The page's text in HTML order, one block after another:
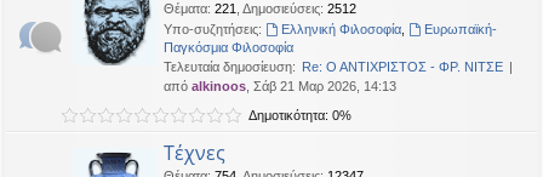
Θέματα: 221 Δημοσιεύσεις: 2512
Υπο-συζητήσεις:
Ελληνική Φιλοσοφία,
Ευρωπαϊκή-
Παγκόσμια Φιλοσοφία
Τελευταία δημοσίευση: Re: Ο ΑΝΤΙΧΡΙΣΤΟΣ - ΦΡ. ΝΙΤΣΕ
από alkinoos , Σάβ 21 Μαρ 2026, 14:13
Δημοτικότητα: 0%
Τέχνες